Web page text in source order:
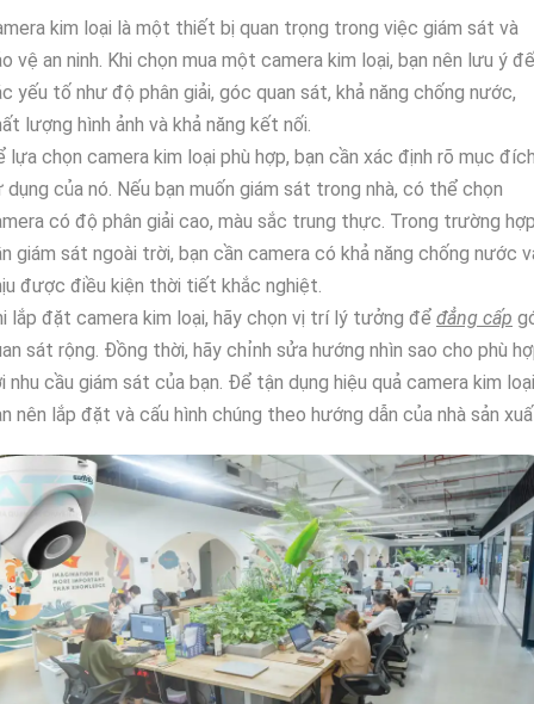
kim loại là một thiết bị quan trọng trong việc giám sát và
vệ an ninh. Khi chọn mua một camera kim loại, bạn nên lưu ý
yếu tố như độ phân giải, góc quan sát, khả năng chống nước,
lượng hình ảnh và khả năng kết nối.
lựa chọn camera kim loại phù hợp, bạn cần xác định rõ mục
dụng của nó. Nếu bạn muốn giám sát trong nhà, có thể chọn
có độ phân giải cao, màu sắc trung thực. Trong trường
giám sát ngoài trời, bạn cần camera có khả năng chống nước
được điều kiện thời tiết khắc nghiệt.
lắp đặt camera kim loại, hãy chọn vị trí lý tưởng để đẳng cấp
sát rộng. Đồng thời, hãy chỉnh sửa hướng nhìn sao cho phù
nhu cầu giám sát của bạn. Để tận dụng hiệu quả camera kim
nên lắp đặt và cấu hình chúng theo hướng dẫn của nhà sản